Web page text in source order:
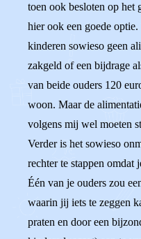
toen ook besloten op het
hier ook een goede
kinderen sowieso geen
zakgeld of een bijdrage
van beide ouders 120
woon. Maar de
volgens mij wel moeten
Verder is het sowieso
rechter te stappen omdat
Één van je ouders zou
waarin jij iets te zeggen
praten en door een